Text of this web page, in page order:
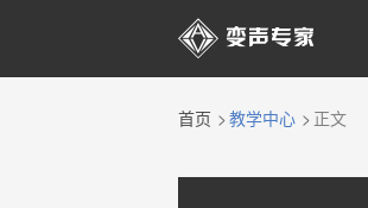

首页 教学中心 正文